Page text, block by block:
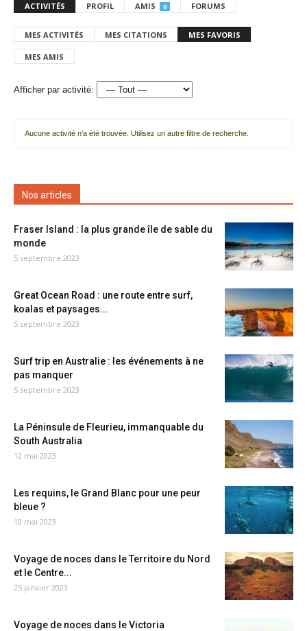
ACTIVITÉS PROFIL AMIS 0 FORUMS
MES ACTIVITÉS MES CITATIONS MES FAVORIS
MES AMIS
Afficher par activité:
Aucune activité n'a été trouvée. Utilisez un autre filtre de recherche.
Nos articles
Fraser Island : la plus grande île de sable du
monde
5 septembre 2023
Great Ocean Road : une route entre surf,
koalas et paysages...
5 septembre 2023
Surf trip en Australie : les événements à ne
pas manquer
5 septembre 2023
La Péninsule de Fleurieu, immanquable du
South Australia
12 mai 2023
Les requins, le Grand Blanc pour une peur
bleue ?
10 mai 2023
Voyage de noces dans le Territoire du Nord
et le Centre...
25 janvier 2023
Voyage de noces dans le Victoria